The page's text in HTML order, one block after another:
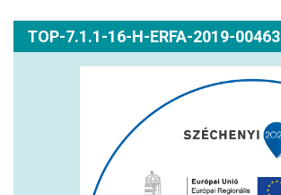
TOP-7.1.1-16-H-ERFA-2019-00463